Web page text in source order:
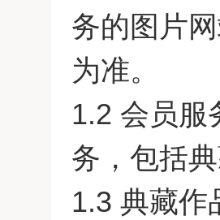
务的图片
为准。
1.2 会员服
务，包括
1.3 典藏作